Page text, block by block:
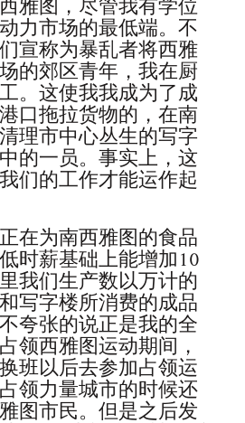
雅图，尽管我有学位
力市场的最低端。不
宣称为暴乱者将西雅
的郊区青年，我在厨
。这使我我成为了成
口拖拉货物的，在南
理市中心丛生的写字
的一员。事实上，这
们的工作才能运作起
在为南西雅图的食品
时薪基础上能增加10
我们生产数以万计的
写字楼所消费的成品
夸张的说正是我的全
领西雅图运动期间，
班以后去参加占领运
领力量城市的时候还
图市民。但是之后发